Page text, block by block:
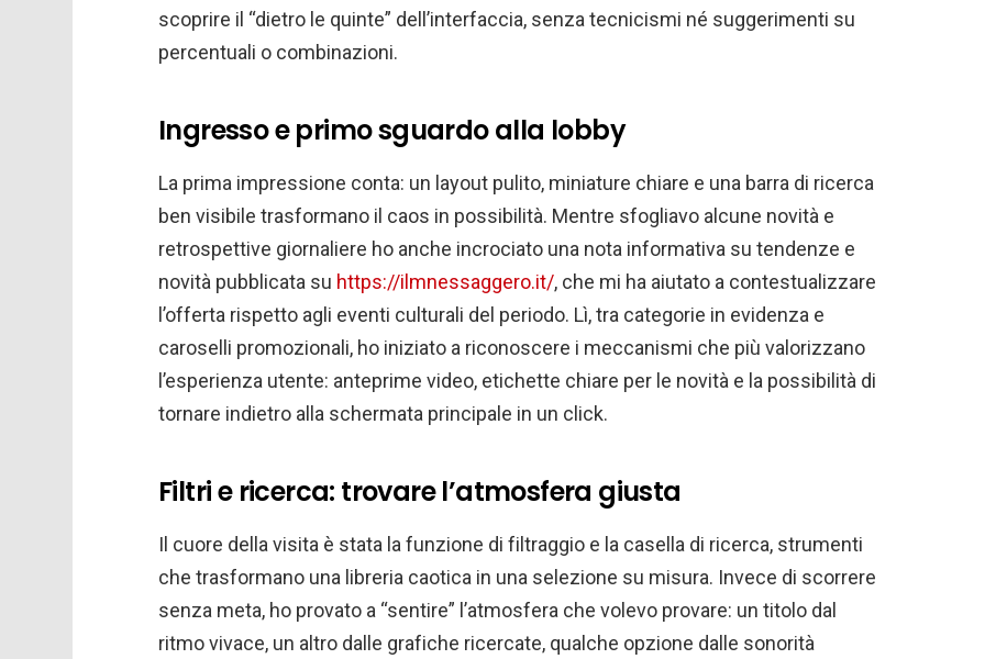
scoprire il “dietro le quinte” dell’interfaccia, senza tecnicismi né suggerimenti su
percentuali o combinazioni.
Ingresso e primo sguardo alla lobby
La prima impressione conta: un layout pulito, miniature chiare e una barra di ricerca
ben visibile trasformano il caos in possibilità. Mentre sfogliavo alcune novità e
retrospettive giornaliere ho anche incrociato una nota informativa su tendenze e
novità pubblicata su https://ilmnessaggero.it/, che mi ha aiutato a contestualizzare
l’offerta rispetto agli eventi culturali del periodo. Lì, tra categorie in evidenza e
caroselli promozionali, ho iniziato a riconoscere i meccanismi che più valorizzano
l’esperienza utente: anteprime video, etichette chiare per le novità e la possibilità di
tornare indietro alla schermata principale in un click.
Filtri e ricerca: trovare l’atmosfera giusta
Il cuore della visita è stata la funzione di filtraggio e la casella di ricerca, strumenti
che trasformano una libreria caotica in una selezione su misura. Invece di scorrere
senza meta, ho provato a “sentire” l’atmosfera che volevo provare: un titolo dal
ritmo vivace, un altro dalle grafiche ricercate, qualche opzione dalle sonorità